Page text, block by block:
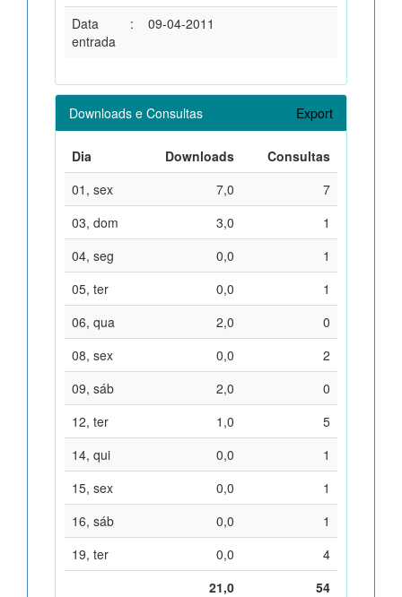
Data
entrada
: 09-04-2011
Downloads e Consultas Export
Dia Downloads
Consultas
01, sex
7,0
7
03, dom
3,0
1
04, seg
0,0
1
05, ter
0,0
1
06, qua
2,0
0
08, sex
0,0
2
09, sáb
2,0
0
12, ter
1,0
5
14, qui
0,0
1
15, sex
0,0
1
16, sáb
0,0
1
19, ter
0,0
4
21,0
54